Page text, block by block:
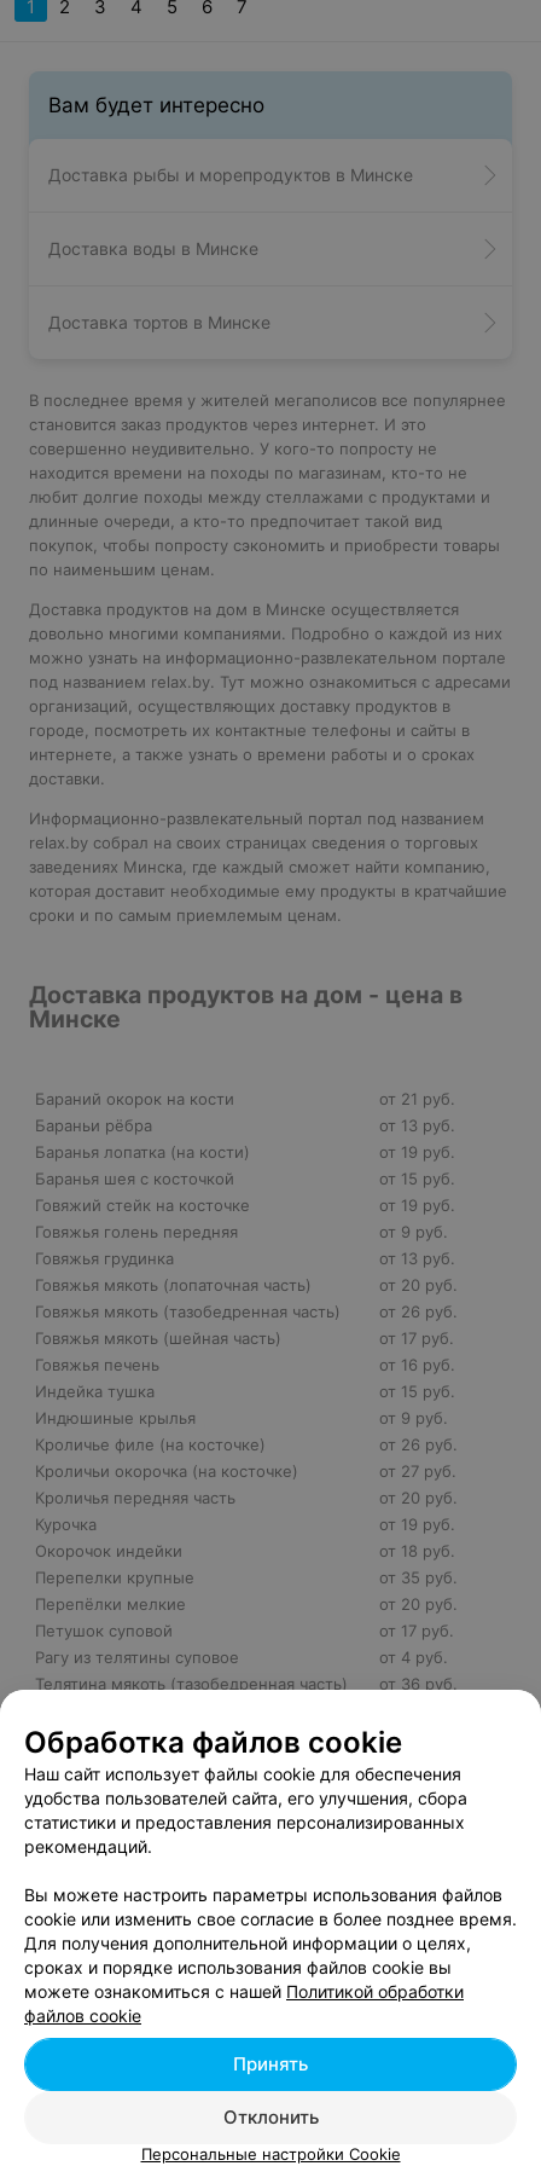
1 2 3 4 5 6 7
Вам будет интересно
Доставка рыбы и морепродуктов в Минске
Доставка воды в Минске
Доставка тортов в Минске
В последнее время у жителей мегаполисов все популярнее
становится заказ продуктов через интернет. И это
совершенно неудивительно. У кого-то попросту не
находится времени на походы по магазинам, кто-то не
любит долгие походы между стеллажами с продуктами и
длинные очереди, а кто-то предпочитает такой вид
покупок, чтобы попросту сэкономить и приобрести товары
по наименьшим ценам.
Доставка продуктов на дом в Минске осуществляется
довольно многими компаниями. Подробно о каждой из них
можно узнать на информационно-развлекательном портале
под названием relax.by. Тут можно ознакомиться с адресами
организаций, осуществляющих доставку продуктов в
городе, посмотреть их контактные телефоны и сайты в
интернете, а также узнать о времени работы и о сроках
доставки.
Информационно-развлекательный портал под названием
relax.by собрал на своих страницах сведения о торговых
заведениях Минска, где каждый сможет найти компанию,
которая доставит необходимые ему продукты в кратчайшие
сроки и по самым приемлемым ценам.
Доставка продуктов на дом - цена в
Минске
Бараний окорок на кости
от 21 руб.
Бараньи рёбра
от 13 руб.
Баранья лопатка (на кости)
от 19 руб.
Баранья шея с косточкой
от 15 руб.
Говяжий стейк на косточке
от 19 руб.
Говяжья голень передняя
от 9 руб.
Говяжья грудинка
от 13 руб.
Говяжья мякоть (лопаточная часть)
от 20 руб.
Говяжья мякоть (тазобедренная часть)
от 26 руб.
Говяжья мякоть (шейная часть)
от 17 руб.
Говяжья печень
от 16 руб.
Индейка тушка
от 15 руб.
Индюшиные крылья
от 9 руб.
Кроличье филе (на косточке)
от 26 руб.
Кроличьи окорочка (на косточке)
от 27 руб.
Кроличья передняя часть
от 20 руб.
Курочка
от 19 руб.
Окорочок индейки
от 18 руб.
Перепелки крупные
от 35 руб.
Перепёлки мелкие
от 20 руб.
Петушок суповой
от 17 руб.
Рагу из телятины суповое
от 4 руб.
Телятина мякоть (тазобедренная часть)
от 36 руб.
Телячьи рёбрышки
от 17 руб.
Телячья грудинка
Телячья мякоть (лопаточная часть)
от 26 руб.
Телячья мякоть (шейная часть)
от 23 руб.
Филе индейки малое
Добавить специалиста
Обработка файлов cookie
Наш сайт использует файлы cookie для обеспечения
удобства пользователей сайта, его улучшения, сбора
статистики и предоставления персонализированных
рекомендаций.
Вы можете настроить параметры использования файлов
cookie или изменить свое согласие в более позднее время.
Для получения дополнительной информации о целях,
сроках и порядке использования файлов cookie вы
можете ознакомиться с нашей Политикой обработки
файлов cookie
Отклонить
Принять
Персональные настройки Cookie